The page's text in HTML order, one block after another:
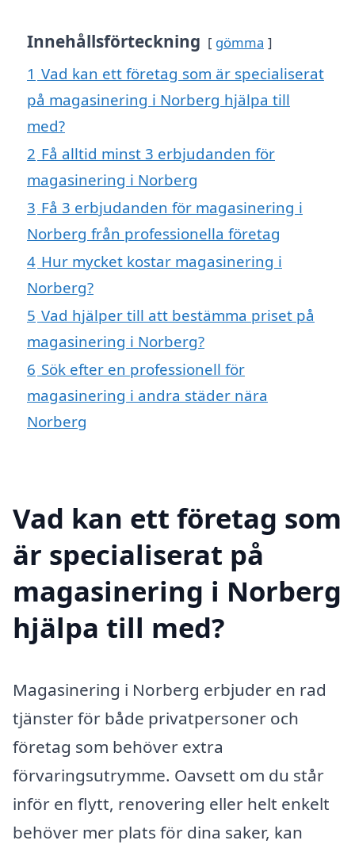
Innehållsförteckning gömma
1 Vad kan ett företag som är specialiserat
på magasinering i Norberg hjälpa till
med?
2 Få alltid minst 3 erbjudanden för
magasinering i Norberg
3 Få 3 erbjudanden för magasinering i
Norberg från professionella företag
4 Hur mycket kostar magasinering i
Norberg?
5 Vad hjälper till att bestämma priset på
magasinering i Norberg?
6 Sök efter en professionell för
magasinering i andra städer nära
Norberg
Vad kan ett företag som
är specialiserat på
magasinering i Norberg
hjälpa till med?
Magasinering i Norberg erbjuder en rad
tjänster för både privatpersoner och
företag som behöver extra
förvaringsutrymme. Oavsett om du står
inför en flytt, renovering eller helt enkelt
behöver mer plats för dina saker, kan